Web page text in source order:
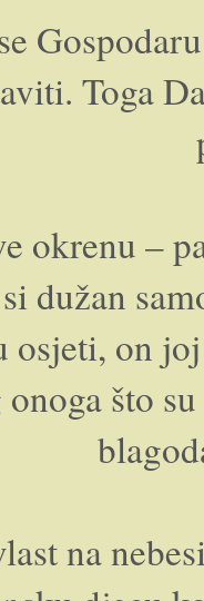
Toga
okrenu –
dužan
osjeti, o­n
o­noga što
na